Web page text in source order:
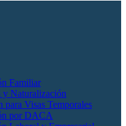
Familiar
y Naturalización
Visas Temporales
por DACA